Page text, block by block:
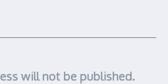
will not be published.